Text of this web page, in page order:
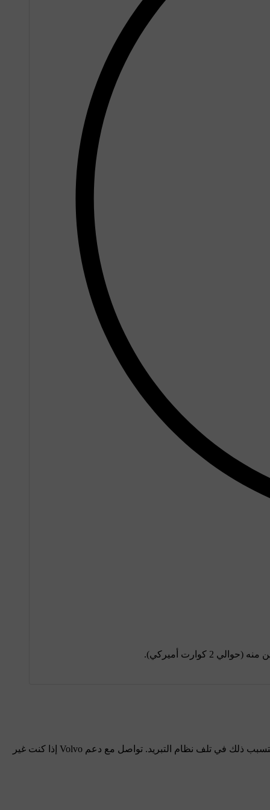
كوارت أميركي).
إذا كنت تستخدم سائل تبريد مركّز، فقم بمزجه مع كمية مماثلة من الماء النقي. ويجب أن تتوافق نقاوة الماء مع متطلبات Volvo، وإلا فقد يتسبب ذلك في تلف نظام التبريد. تواصل مع دعم Volvo إذا كنت غير